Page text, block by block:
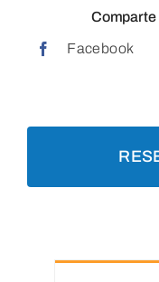
Comparte
Facebook